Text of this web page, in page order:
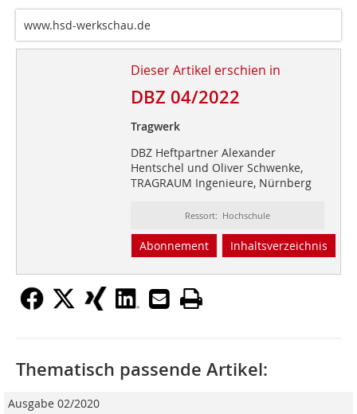
www.hsd-werkschau.de
Dieser Artikel erschien in
DBZ 04/2022
Tragwerk
DBZ Heftpartner Alexander
Hentschel und Oliver Schwenke,
TRAGRAUM Ingenieure, Nürnberg
Ressort: Hochschule
Abonnement Inhaltsverzeichnis
Thematisch passende Artikel:
Ausgabe 02/2020